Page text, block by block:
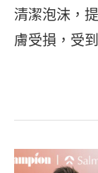
清潔泡沫，
膚受損，受